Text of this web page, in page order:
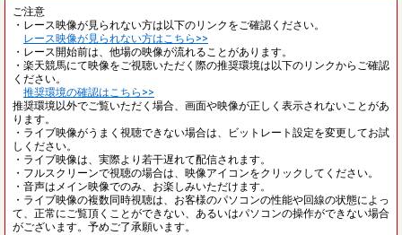
ご注意
・レース映像が見られない方は以下のリンクをご確認ください。
レース映像が見られない方はこちら>>
・レース開始前は、他場の映像が流れることがあります。
・楽天競馬にて映像をご視聴いただく際の推奨環境は以下のリンクからご確認
ください。
推奨環境の確認はこちら>>
推奨環境以外でご覧いただく場合、画面や映像が正しく表示されないことがあ
ります。
・ライブ映像がうまく視聴できない場合は、ビットレート設定を変更してお試
しください。
・ライブ映像は、実際より若干遅れて配信されます。
・フルスクリーンで視聴の場合は、映像アイコンをクリックしてください。
・音声はメイン映像でのみ、お楽しみいただけます。
・ライブ映像の複数同時視聴は、お客様のパソコンの性能や回線の状態によっ
て、正常にご覧頂くことができない、あるいはパソコンの操作ができない場合
がございます。予めご了承願います。